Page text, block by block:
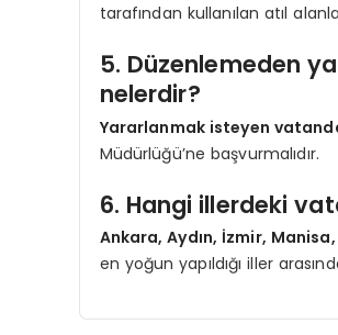
tarafından kullanılan atıl
5. Düzenlemeden
nelerdir?
Yararlanmak isteyen
Müdürlüğü’ne başvurmalıdır.
6. Hangi illerdeki
Ankara, Aydın, İzmir,
en yoğun yapıldığı iller